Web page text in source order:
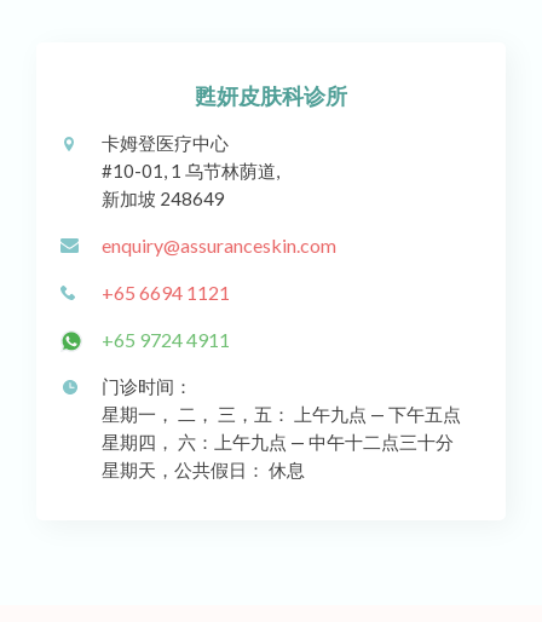
甦妍皮肤科诊所
卡姆登医疗中心
#10-01, 1 乌节林荫道,
新加坡 248649
enquiry@assuranceskin.com
+65 6694 1121
+65 9724 4911
门诊时间：
星期一， 二， 三，五： 上午九点 — 下午五点
星期四， 六：上午九点 — 中午十二点三十分
星期天，公共假日： 休息